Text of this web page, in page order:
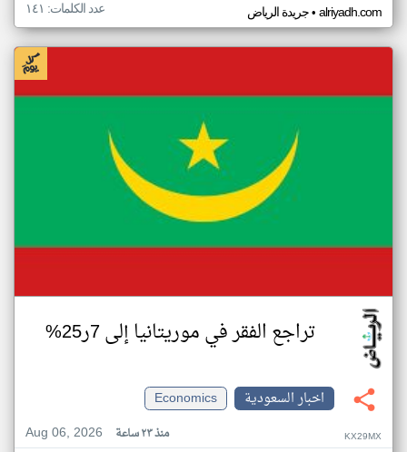
جريدة الرياض• alriyadh.com عدد الكلمات: ١٤١
تراجع الفقر في موريتانيا إلى 7ر25%
اخبار السعودية
Economics
Aug 06, 2026
منذ ٢٣ ساعة KX29MX